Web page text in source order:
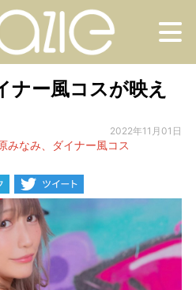
ナー風コスが映え
2022年11月01日
みなみ、ダイナー風コス